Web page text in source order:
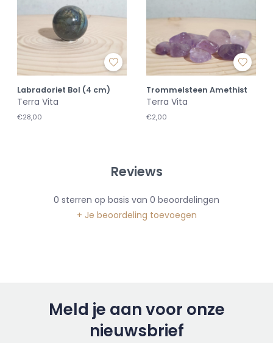
Labradoriet Bol (4 cm)
Terra Vita
€28,00
Trommelsteen Amethist
Terra Vita
€2,00
Reviews
0 sterren op basis van 0 beoordelingen
+ Je beoordeling toevoegen
Meld je aan voor onze
nieuwsbrief